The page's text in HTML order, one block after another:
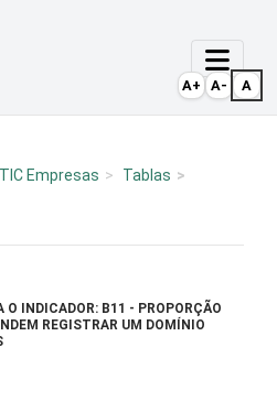
TIC Empresas Tablas
O INDICADOR: B11 - PROPORÇÃO
REGISTRAR UM DOMÍNIO
A+ A- A